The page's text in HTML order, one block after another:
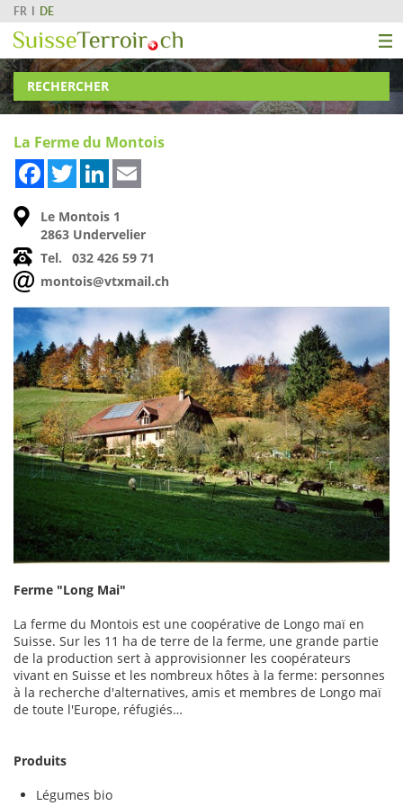
FR DE
RECHERCHER
La Ferme du Montois
FacebookTwitterLinkedIn
Le Montois 1
2863 Undervelier
Tel.
032 426 59 71
montois@vtxmail.ch
Ferme "Long Mai"
La ferme du Montois est une coopérative de Longo maï en
Suisse. Sur les 11 ha de terre de la ferme, une grande partie
de la production sert à approvisionner les coopérateurs
vivant en Suisse et les nombreux hôtes à la ferme: personnes
à la recherche d'alternatives, amis et membres de Longo maï
de toute l'Europe, réfugiés…
Produits
Légumes bio